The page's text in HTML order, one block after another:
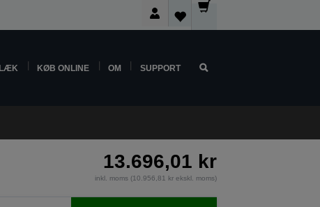
KØB ONLINE OM SUPPORT
13.696,01 kr
inkl. moms (10.956,81 kr ekskl. moms)